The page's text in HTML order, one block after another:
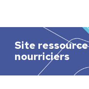
Site
nourriciers